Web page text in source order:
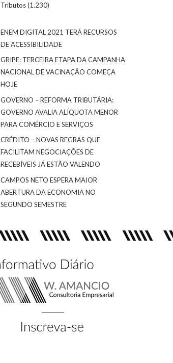
Tributos(1.230)
ENEM DIGITAL 2021 TERÁ RECURSOS
DE ACESSIBILIDADE
GRIPE: TERCEIRA ETAPA DA CAMPANHA
NACIONAL DE VACINAÇÃO COMEÇA
HOJE
GOVERNO – REFORMA TRIBUTÁRIA:
GOVERNO AVALIA ALÍQUOTA MENOR
PARA COMÉRCIO E SERVIÇOS
CRÉDITO – NOVAS REGRAS QUE
FACILITAM NEGOCIAÇÕES DE
RECEBÍVEIS JÁ ESTÃO VALENDO
CAMPOS NETO ESPERA MAIOR
ABERTURA DA ECONOMIA NO
SEGUNDO SEMESTRE